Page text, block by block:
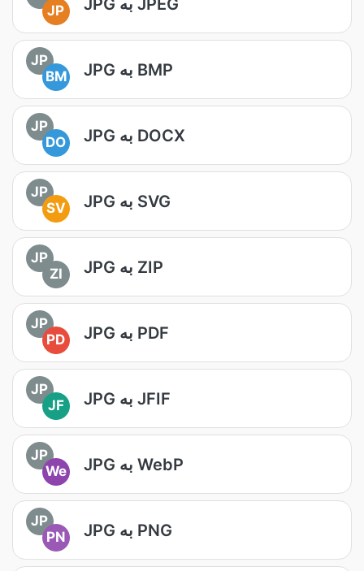
JP
JP
BM
JPG به BMP
JP
DO
JPG به DOCX
JP
SV
JPG به SVG
JP
ZI
JPG به ZIP
JP
PD
JPG به PDF
JP
JF
JPG به JFIF
JP
We
JPG به WebP
JP
PN
JPG به PNG